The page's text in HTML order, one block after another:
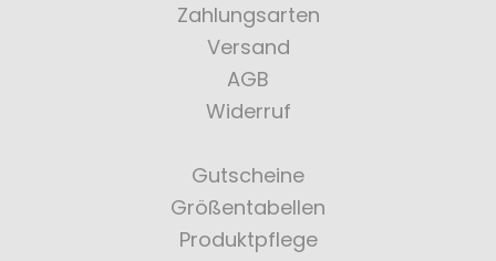
Zahlungsarten
Versand
AGB
Widerruf
Gutscheine
Größentabellen
Produktpflege